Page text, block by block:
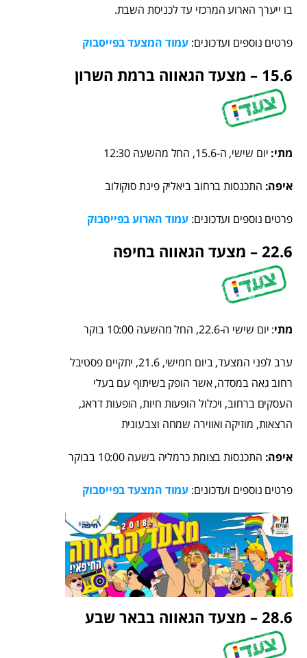
בו ייערך הארוע המרכזי עד לכניסת השבת.
פרטים נוספים ועדכונים: עמוד המצעד בפייסבוק
15.6 – מצעד הגאווה ברמת השרון
מתי: יום שישי, ה-15.6, החל מהשעה 12:30
איפה: התכנסות ברחוב ביאליק פינת סוקולוב
פרטים נוספים ועדכונים: עמוד הארוע בפייסבוק
22.6 – מצעד הגאווה בחיפה
מתי: יום שישי ה-22.6, החל מהשעה 10:00 בוקר
ערב לפני המצעד, ביום חמישי, 21.6, יתקיים פסטיבל
רחוב גאה במסדה, אשר הופק בשיתוף עם בעלי
העסקים ברחוב, ויכלול הופעות חיות, הופעות דראג,
הרצאות, מוזיקה ואווירה שמחה וצבעונית
איפה: התכנסות בצומת כרמליה בשעה 10:00 בבוקר
פרטים נוספים ועדכונים: עמוד המצעד בפייסבוק
28.6 – מצעד הגאווה בבאר שבע